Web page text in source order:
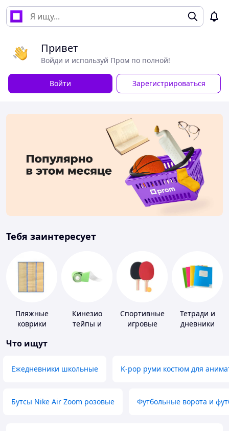
Привет
Войди и используй Пром по полной!
Войти Зарегистрироваться
Тебя заинтересует
Пляжные
коврики
Кинезио
тейпы и
Спортивные
игровые
Тетради и
дневники
Что ищут
Ежедневники школьные K-pop руми костюм для
Бутсы Nike Air Zoom розовые Футбольные ворота и